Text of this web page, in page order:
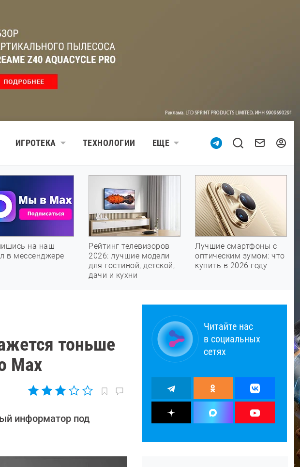
ИГРОТЕКА ТЕХНОЛОГИИ ЕЩЕ
на наш
в мессенджере
Рейтинг телевизоров
2026: лучшие модели
для гостиной, детской,
дачи и кухни
Лучшие смартфоны с
оптическим зумом: что
купить в 2026 году
тоньше
Max
информатор под
Читайте нас
в социальных
сетях